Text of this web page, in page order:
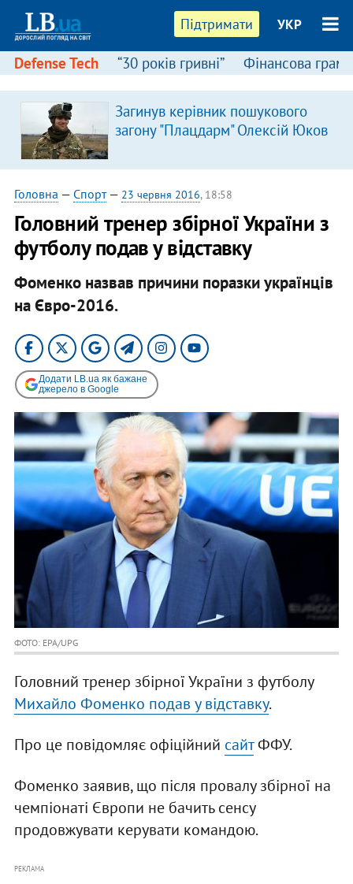
Підтримати УКР
Defense Tech “30 років гривні” Фінансова
Загинув керівник пошукового
загону "Плацдарм" Олексій Юков
Головна — Спорт— 23 червня 2016, 18:58
Головний тренер збірної України з
футболу подав у відставку
Фоменко назвав причини поразки українців
на Євро-2016.
Додати LB.ua як бажане
джерело в Google
ФОТО: EPA/UPG
Головний тренер збірної України з футболу
Михайло Фоменко подав у відставку.
Про це повідомляє офіційний сайтФФУ.
Фоменко заявив, що після провалу збірної на
чемпіонаті Європи не бачить сенсу
продовжувати керувати командою.
РЕКЛАМА